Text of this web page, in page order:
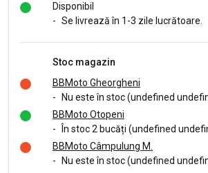
Disponibil
- Se livrează în 1-3 zile lucrătoare.
Stoc magazin
BBMoto Gheorgheni
-
Nu este în stoc (undefined
BBMoto Otopeni
-
În stoc 2 bucăți (undefined
BBMoto Câmpulung M.
-
Nu este în stoc (undefined